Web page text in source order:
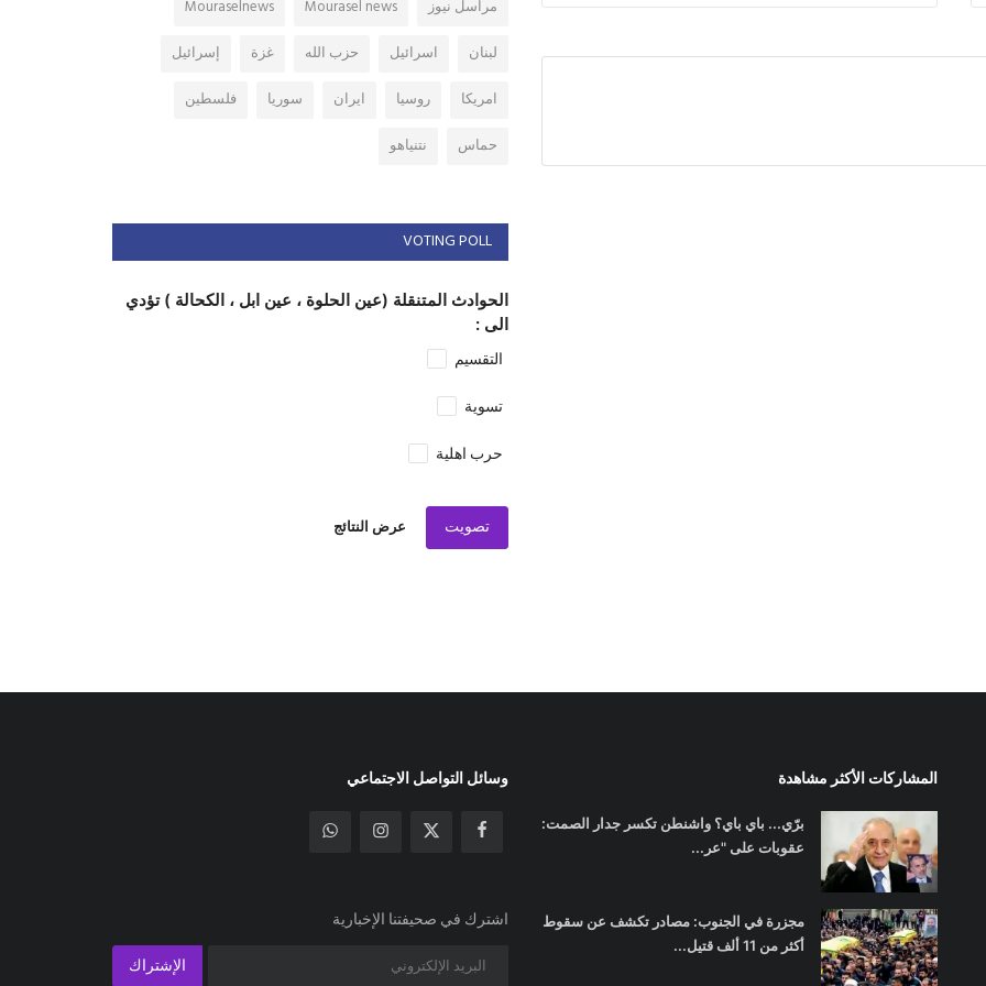
مراسل نيوز Mourasel news
Mouraselnews
لبنان
اسرائيل حزب الله غزة
إسرائيل
امريكا
روسيا ايران سوريا
فلسطين
حماس
نتنياهو
VOTING POLL
الحوادث المتنقلة (عين الحلوة ، عين ابل ، الكحالة ) تؤدي
الى :
التقسيم
تسوية
حرب اهلية
تصويت عرض النتائج
المشاركات الأكثر مشاهدة
برّي... باي باي؟ واشنطن تكسر جدار الصمت:
عقوبات على "عر...
مجزرة في الجنوب: مصادر تكشف عن سقوط
أكثر من 11 ألف قتيل...
وسائل التواصل الاجتماعي
اشترك في صحيفتنا الإخبارية
الإشتراك